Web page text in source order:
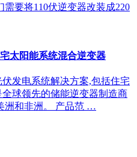
要将110伏逆变器改装成220
太阳能系统混合逆变器
发电系统解决方案,包括住宅
球领先的储能逆变器制造商
洲和非洲。 产品范 …